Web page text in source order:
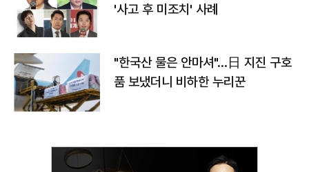
'사고 후 미조치' 사례
"한국산 물은 안마셔"…日 지진 구호
품 보냈더니 비하한 누리꾼